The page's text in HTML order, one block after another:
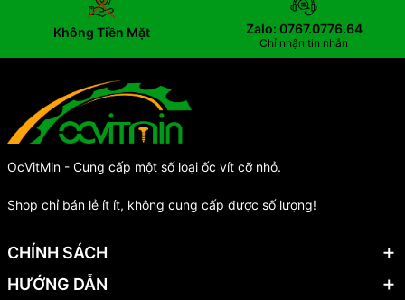
Không Tiền Mặt Zalo: 0767.0776.64
Chỉ nhận tin nhắn
OcVitMin - Cung cấp một số loại ốc vít cỡ nhỏ.
Shop chỉ bán lẻ ít ít, không cung cấp được số lượng!
CHÍNH SÁCH
HƯỚNG DẪN